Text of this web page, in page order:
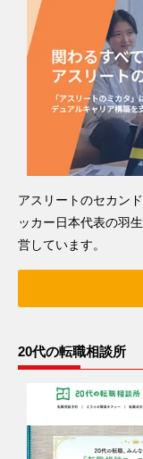
アスリートのセカン
ッカー日本代表の羽
営しています。
20代の転職相談所